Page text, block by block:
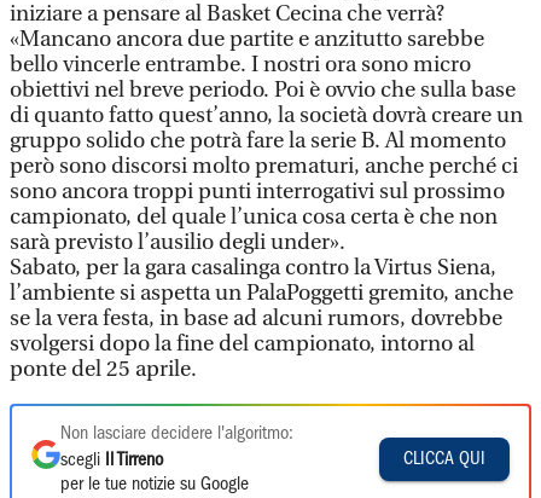
iniziare a pensare al Basket Cecina che verrà?
«Mancano ancora due partite e anzitutto sarebbe
bello vincerle entrambe. I nostri ora sono micro
obiettivi nel breve periodo. Poi è ovvio che sulla base
di quanto fatto quest’anno, la società dovrà creare un
gruppo solido che potrà fare la serie B. Al momento
però sono discorsi molto prematuri, anche perché ci
sono ancora troppi punti interrogativi sul prossimo
campionato, del quale l’unica cosa certa è che non
sarà previsto l’ausilio degli under».
Sabato, per la gara casalinga contro la Virtus Siena,
l’ambiente si aspetta un PalaPoggetti gremito, anche
se la vera festa, in base ad alcuni rumors, dovrebbe
svolgersi dopo la fine del campionato, intorno al
ponte del 25 aprile.
Non lasciare decidere l'algoritmo:
scegli
Il Tirreno
per le tue notizie su Google
CLICCA QUI